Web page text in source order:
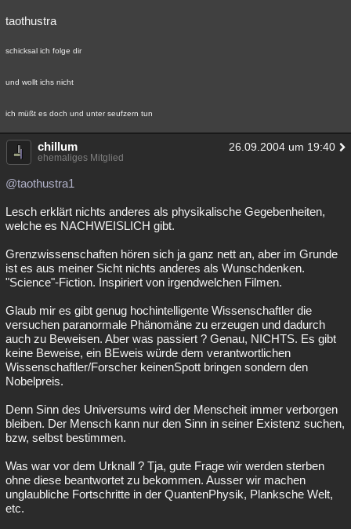
taothustra
schicksal ich folge dir
und wollt ichs nicht
ich müßt es doch und unter seufzern tun
chillum 26.09.2004 um 19:40
ehemaliges Mitglied
@taothustra1
Lesch erklärt nichts anderes als physikalische Gegebenheiten,
welche es NACHWEISLICH gibt.
Grenzwissenschaften hören sich ja ganz nett an, aber im Grunde
ist es aus meiner Sicht nichts anderes als Wunschdenken.
"Science"-Fiction. Inspiriert von irgendwelchen Filmen.
Glaub mir es gibt genug hochintelligente Wissenschaftler die
versuchen paranormale Phänomäne zu erzeugen und dadurch
auch zu Beweisen. Aber was passiert ? Genau, NICHTS. Es gibt
keine Beweise, ein BEweis würde dem verantwortlichen
Wissenschaftler/Forscher keinenSpott bringen sondern den
Nobelpreis.
Denn Sinn des Universums wird der Menscheit immer verborgen
bleiben. Der Mensch kann nur den Sinn in seiner Existenz suchen,
bzw, selbst bestimmen.
Was war vor dem Urknall ? Tja, gute Frage wir werden sterben
ohne diese beantwortet zu bekommen. Ausser wir machen
unglaubliche Fortschritte in der QuantenPhysik, Planksche Welt,
etc.